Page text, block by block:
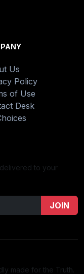
Us
Policy
of Use
Desk
to your
JOIN
made for the Truth.